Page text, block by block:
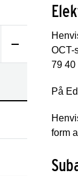
OCT-
79 40
På
form